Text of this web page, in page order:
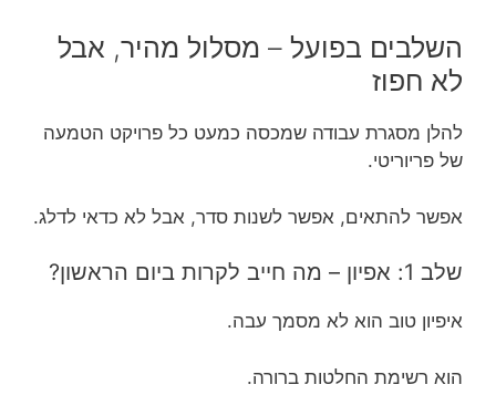
השלבים בפועל – מסלול מהיר, אבל
לא חפוז
להלן מסגרת עבודה שמכסה כמעט כל פרויקט הטמעה
של פריוריטי.
אפשר להתאים, אפשר לשנות סדר, אבל לא כדאי לדלג.
שלב 1: אפיון – מה חייב לקרות ביום הראשון?
איפיון טוב הוא לא מסמך עבה.
הוא רשימת החלטות ברורה.